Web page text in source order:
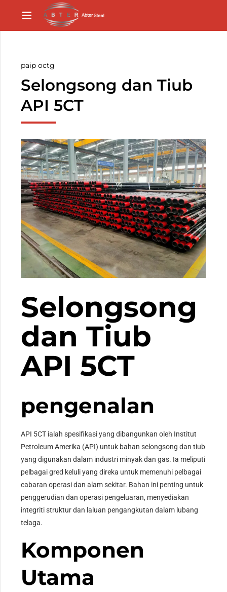
paip octg
Selongsong dan Tiub
API 5CT
Selongsong
dan Tiub
API 5CT
pengenalan
API 5CT ialah spesifikasi yang dibangunkan oleh Institut
Petroleum Amerika (API) untuk bahan selongsong dan tiub
yang digunakan dalam industri minyak dan gas. Ia meliputi
pelbagai gred keluli yang direka untuk memenuhi pelbagai
cabaran operasi dan alam sekitar. Bahan ini penting untuk
penggerudian dan operasi pengeluaran, menyediakan
integriti struktur dan laluan pengangkutan dalam lubang
telaga.
Komponen
Utama